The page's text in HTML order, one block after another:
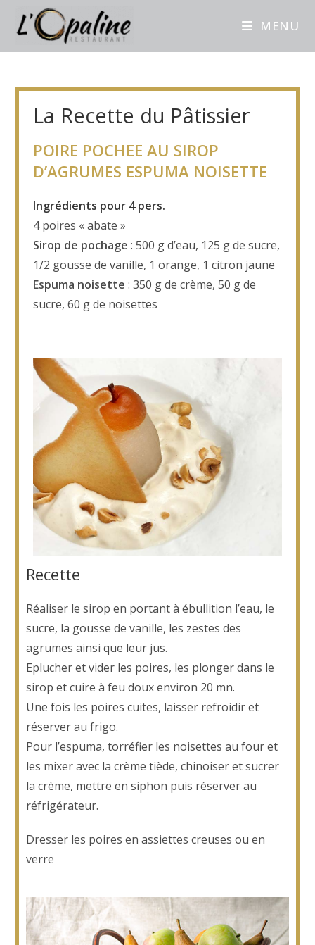
MENU
La Recette du Pâtissier
POIRE POCHEE AU SIROP
D’AGRUMES ESPUMA NOISETTE
Ingrédients pour 4 pers.
4 poires « abate »
Sirop de pochage : 500 g d’eau, 125 g de sucre,
1/2 gousse de vanille, 1 orange, 1 citron jaune
Espuma noisette : 350 g de crème, 50 g de
sucre, 60 g de noisettes
Recette
Réaliser le sirop en portant à ébullition l’eau, le
sucre, la gousse de vanille, les zestes des
agrumes ainsi que leur jus.
Eplucher et vider les poires, les plonger dans le
sirop et cuire à feu doux environ 20 mn.
Une fois les poires cuites, laisser refroidir et
réserver au frigo.
Pour l’espuma, torréfier les noisettes au four et
les mixer avec la crème tiède, chinoiser et sucrer
la crème, mettre en siphon puis réserver au
réfrigérateur.
Dresser les poires en assiettes creuses ou en
verre